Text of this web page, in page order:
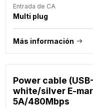
Entrada de CA
Multi plug
Más información
Power cable
white/silver E-
5A/480Mbps